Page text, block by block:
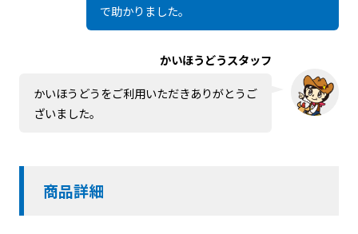
で助かりました。
かいほうどうスタッフ
かいほうどうをご利用いただきありがとうご
ざいました。
商品詳細